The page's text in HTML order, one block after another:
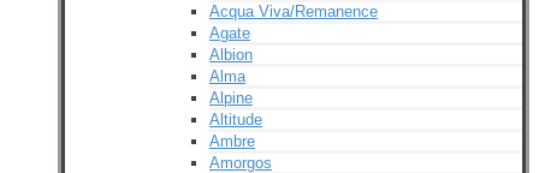
Acqua Viva/Remanence
Agate
Albion
Alma
Alpine
Altitude
Ambre
Amorgos